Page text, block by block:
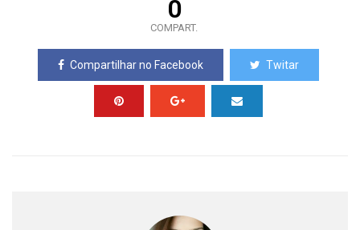
0
COMPART.
Compartilhar no Facebook Twitar